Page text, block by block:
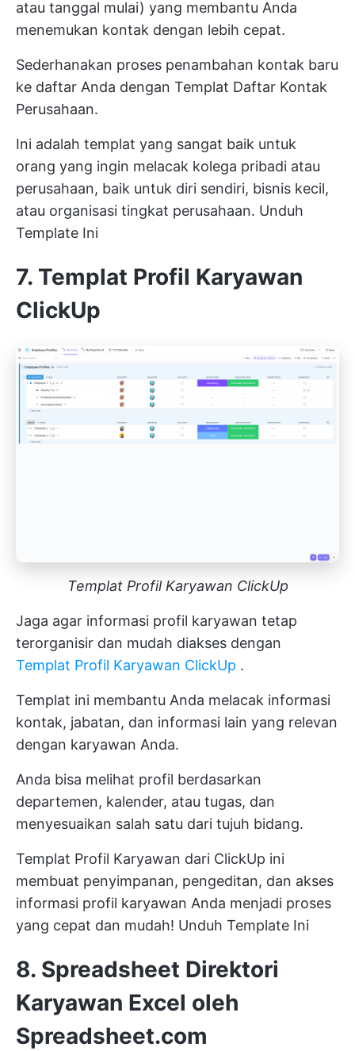
atau tanggal mulai) yang membantu Anda
menemukan kontak dengan lebih cepat.
Sederhanakan proses penambahan kontak baru
ke daftar Anda dengan Templat Daftar Kontak
Perusahaan.
Ini adalah templat yang sangat baik untuk
orang yang ingin melacak kolega pribadi atau
perusahaan, baik untuk diri sendiri, bisnis kecil,
atau organisasi tingkat perusahaan. Unduh
Template Ini
7. Templat Profil Karyawan
ClickUp
Templat Profil Karyawan ClickUp
Jaga agar informasi profil karyawan tetap
terorganisir dan mudah diakses dengan
Templat Profil Karyawan ClickUp .
Templat ini membantu Anda melacak informasi
kontak, jabatan, dan informasi lain yang relevan
dengan karyawan Anda.
Anda bisa melihat profil berdasarkan
departemen, kalender, atau tugas, dan
menyesuaikan salah satu dari tujuh bidang.
Templat Profil Karyawan dari ClickUp ini
membuat penyimpanan, pengeditan, dan akses
informasi profil karyawan Anda menjadi proses
yang cepat dan mudah! Unduh Template Ini
8. Spreadsheet Direktori
Karyawan Excel oleh
Spreadsheet.com